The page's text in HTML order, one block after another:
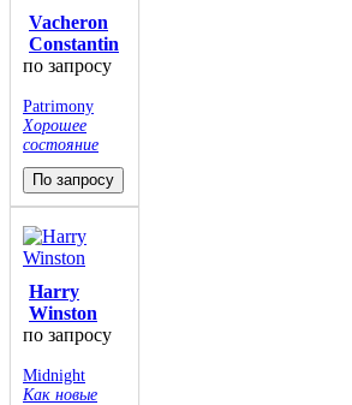
Vacheron
Constantin
по запросу
Patrimony
Хорошее
состояние
По запросу
Harry
Winston
по запросу
Midnight
Как новые